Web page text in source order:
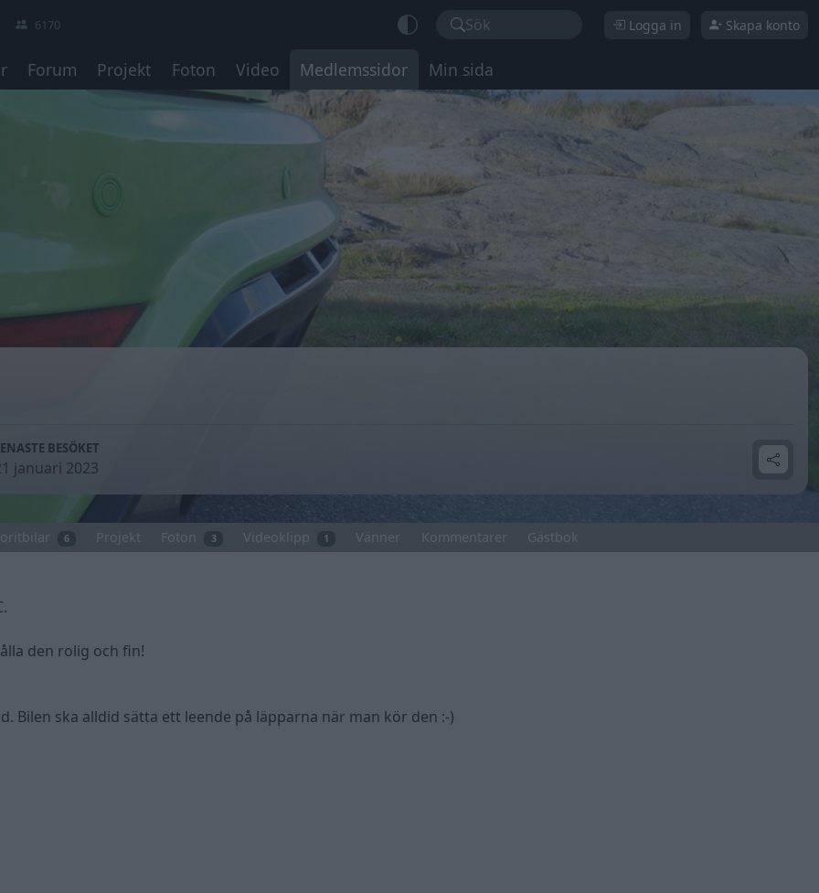
6170 Sök Logga in Skapa konto
Forum Projekt Foton Video Medlemssidor Min sida
BESÖKET
januari 2023
6 Projekt Foton 3 Videoklipp 1 Vänner Kommentarer Gästbok
den rolig och fin!
ska alldid sätta ett leende på läpparna när man kör den :-)